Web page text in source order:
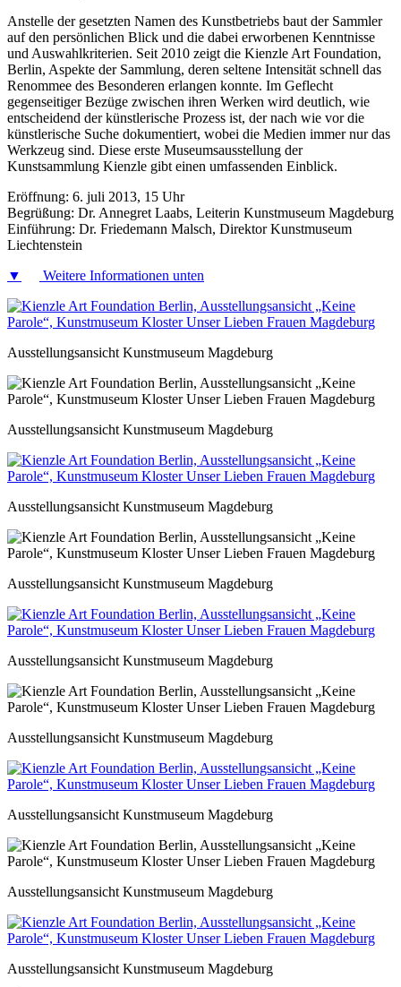
Anstelle der gesetzten Namen des Kunstbetriebs baut der Sammler
auf den persönlichen Blick und die dabei erworbenen Kenntnisse
und Auswahlkriterien. Seit 2010 zeigt die Kienzle Art Foundation,
Berlin, Aspekte der Sammlung, deren seltene Intensität schnell das
Renommee des Besonderen erlangen konnte. Im Geflecht
gegenseitiger Bezüge zwischen ihren Werken wird deutlich, wie
entscheidend der künstlerische Prozess ist, der nach wie vor die
künstlerische Suche dokumentiert, wobei die Medien immer nur das
Werkzeug sind. Diese erste Museumsausstellung der
Kunstsammlung Kienzle gibt einen umfassenden Einblick.
Eröffnung: 6. juli 2013, 15 Uhr
Begrüßung: Dr. Annegret Laabs, Leiterin Kunstmuseum Magdeburg
Einführung: Dr. Friedemann Malsch, Direktor Kunstmuseum
Liechtenstein
▼
Weitere Informationen unten
Ausstellungsansicht Kunstmuseum Magdeburg
Ausstellungsansicht Kunstmuseum Magdeburg
Ausstellungsansicht Kunstmuseum Magdeburg
Ausstellungsansicht Kunstmuseum Magdeburg
Ausstellungsansicht Kunstmuseum Magdeburg
Ausstellungsansicht Kunstmuseum Magdeburg
Ausstellungsansicht Kunstmuseum Magdeburg
Ausstellungsansicht Kunstmuseum Magdeburg
Ausstellungsansicht Kunstmuseum Magdeburg